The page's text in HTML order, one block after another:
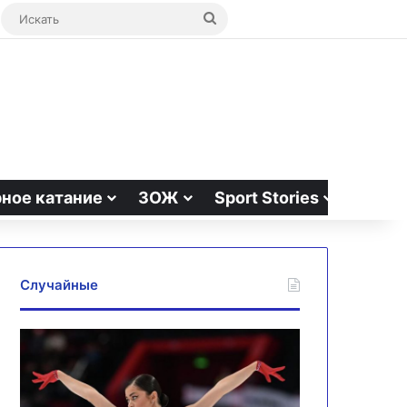
статья
Switch skin
катание ЗОЖ Sport Stories
Случайные
Болельщики
Петросян
создают
«Ноттингем